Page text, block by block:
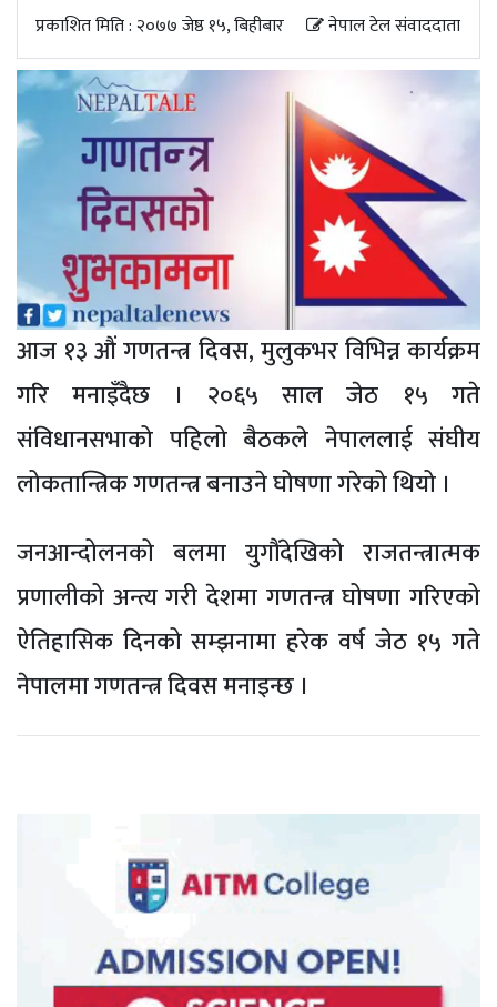
अपडेट
खेलकुद
स्वास्थ्य/
जिबनशैली
प्रकाशित मिति : २०७७ जेष्ठ १५, बिहीबार नेपाल टेल संवाददाता
आज १३ औं गणतन्त्र दिवस, मुलुकभर विभिन्न कार्यक्रम
गरि मनाइँदैछ । २०६५ साल जेठ १५ गते
संविधानसभाको पहिलो बैठकले नेपाललाई संघीय
लोकतान्त्रिक गणतन्त्र बनाउने घोषणा गरेको थियो ।
जनआन्दोलनको बलमा युगौंदेखिको राजतन्त्रात्मक
प्रणालीको अन्त्य गरी देशमा गणतन्त्र घोषणा गरिएको
ऐतिहासिक दिनको सम्झनामा हरेक वर्ष जेठ १५ गते
नेपालमा गणतन्त्र दिवस मनाइन्छ ।